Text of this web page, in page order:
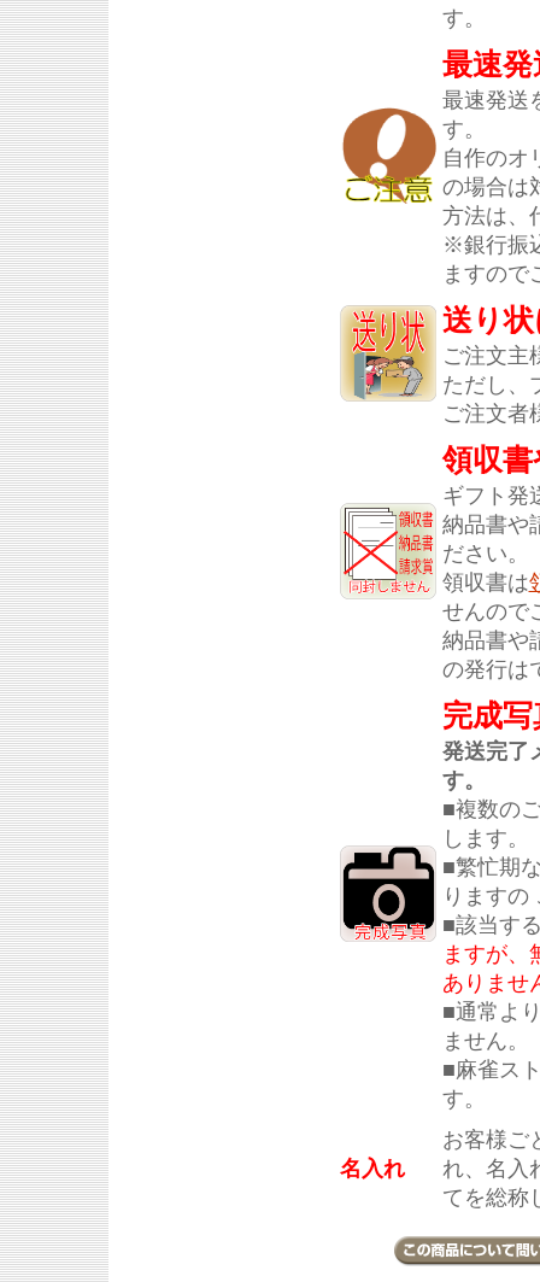
す。
最速
最速発送
す。
自作のオ
の場合は
方法は、
※銀行振
ますので
送り
ご注文主
ただし、
ご注文者
領収
ギフト発
納品書や
ださい。
領収書は
せんので
納品書や
の発行は
完成
発送完了
す。
■複数の
します。
■繁忙期
りますの
■該当す
ますが、
ありませ
■通常よ
ません。
■麻雀ス
す。
名入れ
お客様ご
れ、名入
てを総称